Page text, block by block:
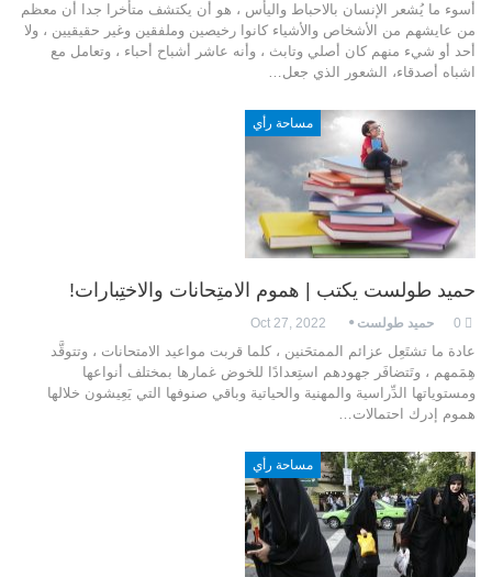
أسوء ما يُشعر الإنسان بالاحباط واليأس ، هو أن يكتشف متأخرا جدا أن معظم
من عايشهم من الأشخاص والأشياء كانوا رخيصين وملفقين وغير حقيقيين ، ولا
أحد أو شيء منهم كان أصلي وتابث ، وأنه عاشر أشباح أحباء ، وتعامل مع
اشباه أصدقاء، الشعور الذي جعل…
مساحة رأي
حميد طولست يكتب | هموم الامتِحانات والاختِبارات!
حميد طولست Oct 27, 2022
عادة ما تشتَعِل عزائم الممتحَنين ، كلما قربت مواعيد الامتحانات ، وتتوقَّد
هِمَمهم ، وتَتضافَر جهودهم استِعدادًا للخوض غمارها بمختلف أنواعها
ومستوياتها الدِّراسية والمهنية والحياتية وباقي صنوفها التي يَعِيشون خلالها
هموم إدرك احتمالات…
مساحة رأي